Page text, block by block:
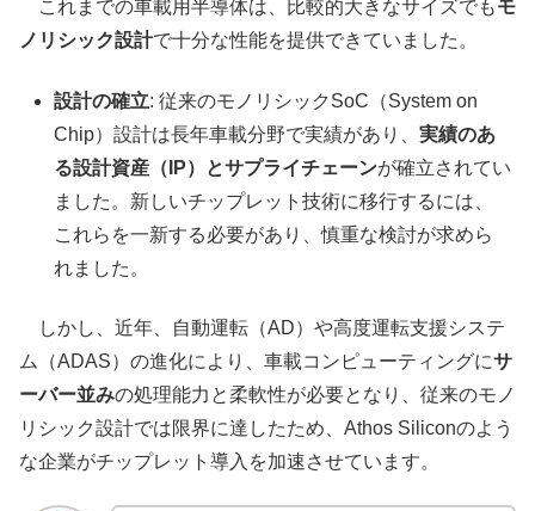
これまでの車載用半導体は、比較的大きなサイズでもモ
ノリシック設計で十分な性能を提供できていました。
設計の確立: 従来のモノリシックSoC（System on
Chip）設計は長年車載分野で実績があり、実績のあ
る設計資産（IP）とサプライチェーンが確立されてい
ました。新しいチップレット技術に移行するには、
これらを一新する必要があり、慎重な検討が求めら
れました。
しかし、近年、自動運転（AD）や高度運転支援システ
ム（ADAS）の進化により、車載コンピューティングにサ
ーバー並みの処理能力と柔軟性が必要となり、従来のモノ
リシック設計では限界に達したため、Athos Siliconのよう
な企業がチップレット導入を加速させています。